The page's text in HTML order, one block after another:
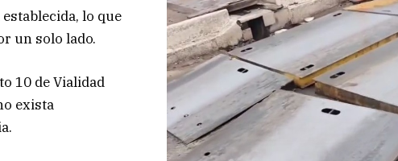
lo que
un solo lado.
10 de Vialidad
exista